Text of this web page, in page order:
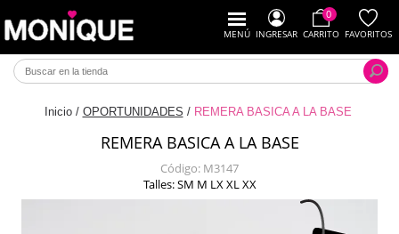
MENÚ INGRESAR
0
CARRITO FAVORITOS
Inicio / OPORTUNIDADES / REMERA BASICA A LA BASE
REMERA BASICA A LA BASE
Código: M3147
Talles: SM M LX XL XX